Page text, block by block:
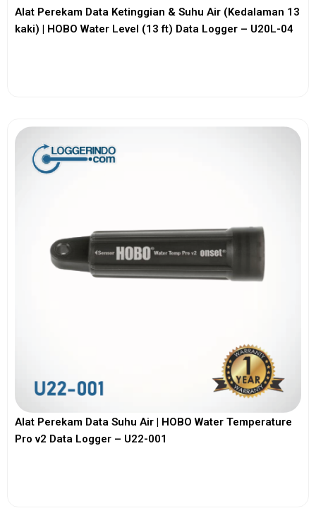
Alat Perekam Data Ketinggian & Suhu Air (Kedalaman 13
kaki) | HOBO Water Level (13 ft) Data Logger – U20L-04
Alat Perekam Data Suhu Air | HOBO Water Temperature
Pro v2 Data Logger – U22-001